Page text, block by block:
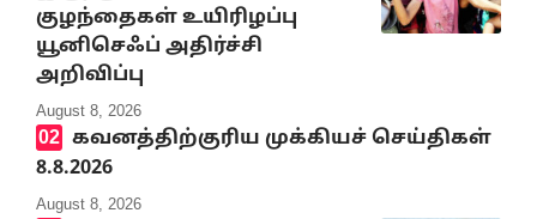
குழந்தைகள் உயிரிழப்பு
யூனிசெஃப் அதிர்ச்சி
அறிவிப்பு
August 8, 2026
கவனத்திற்குரிய முக்கியச் செய்திகள்
8.8.2026
August 8, 2026